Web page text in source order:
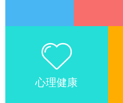
心理健康